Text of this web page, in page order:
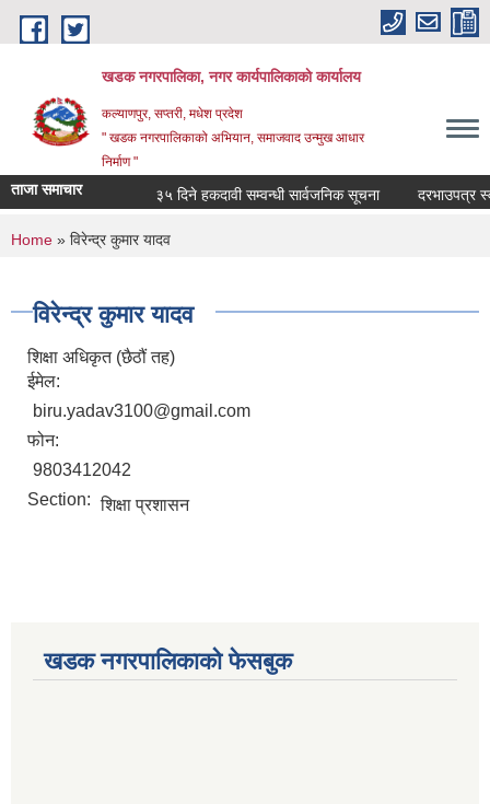
Skip to main content
खडक नगरपालिका, नगर कार्यपालिकाकाे कार्यालय
कल्याणपुर, सप्तरी, मधेश प्रदेश
" खडक नगरपालिकाको अभियान, समाजवाद उन्मुख आधार
निर्माण "
ताजा समाचार ३५ दिने हकदावी सम्वन्धी सार्वजनिक सूचना दरभाउपत्र
You are here
Home » विरेन्द्र कुमार यादव
विरेन्द्र कुमार यादव
शिक्षा अधिकृत (छैठौं तह)
ईमेल:
biru.yadav3100@gmail.com
फोन:
9803412042
Section: शिक्षा प्रशासन
खडक नगरपालिकाको फेसबुक